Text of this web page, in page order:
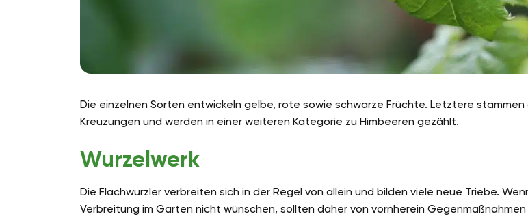
Die einzelnen Sorten entwickeln gelbe, rote sowie schwarze Früchte. Letztere stammen
Kreuzungen und werden in einer weiteren Kategorie zu Himbeeren gezählt.
Wurzelwerk
Die Flachwurzler verbreiten sich in der Regel von allein und bilden viele neue Triebe.
Verbreitung im Garten nicht wünschen, sollten daher von vornherein